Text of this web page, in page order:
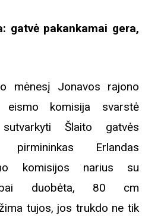
gatvė pakankamai gera,
mėnesį Jonavos rajono
eismo komisija svarstė
Šlaito gatvės
pirmininkas Erlandas
komisijos narius su
duobėta, 80 cm
tujos, jos trukdo ne tik